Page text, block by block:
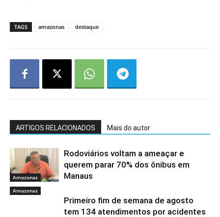
TAGS amazonas destaque
ARTIGOS RELACIONADOS Mais do autor
Amazonas
Rodoviários voltam a ameaçar e
querem parar 70% dos ônibus em
Manaus
Amazonas
Primeiro fim de semana de agosto
tem 134 atendimentos por acidentes